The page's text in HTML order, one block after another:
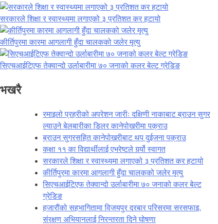
सरकारले शिक्षा र स्वास्थ्यमा लगाएको ३ प्रतिशत कर हटायो
कीर्तिपुरमा कारमा आगलागी हुँदा चालकको जलेर मृत्यु
सिएचआईटिएफ तेक्वान्दो उर्लाबारीमा ७० जनाको कलर बेल्ट ग्रेडिङ
भखरै
रमाइलो प्रहरीको अपरेशन जारीः दक्षिणी नाकाबाट ब्राउन सुगर
ल्याउने बेलबारीका डिलर कानेपोखरीमा पक्राउ
ब्राउन सुगरसहित कानेपोखरीबाट थप दुईजना पक्राउ
कक्षा ११ का विद्यार्थीलाई एभरेष्टले गर्र्यो स्वागत
सरकारले शिक्षा र स्वास्थ्यमा लगाएको ३ प्रतिशत कर हटायो
कीर्तिपुरमा कारमा आगलागी हुँदा चालकको जलेर मृत्यु
सिएचआईटिएफ तेक्वान्दो उर्लाबारीमा ७० जनाको कलर बेल्ट
ग्रेडिङ
हजारौंको सहभागितामा विजयपुर दरबार परिसरमा सरसफाइ,
संरक्षण अभियानलाई निरन्तरता दिने घोषणा